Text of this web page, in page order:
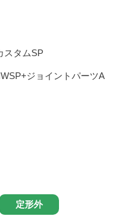
スタムSP
ジョイントパーツA